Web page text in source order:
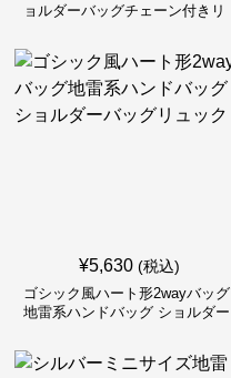
ョルダーバッグチェーン付きリ
¥5,630 (税込)
ゴシック風ハート形2wayバッグ
地雷系ハンドバッグ ショルダー